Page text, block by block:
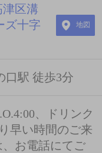
区溝
ズ十字
地図
口駅 徒歩3分
、ドリンク
早い時間のご来
お電話にてご